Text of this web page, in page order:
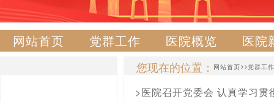
网站首页 党群工作 医院概览 医院
您现在的位置： 网站首页>>党群工作
>医院召开党委会 认真学习